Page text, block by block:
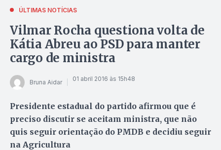
ÚLTIMAS NOTÍCIAS
Vilmar Rocha questiona volta de
Kátia Abreu ao PSD para manter
cargo de ministra
Bruna Aidar 01 abril 2016 às 15h48
Presidente estadual do partido afirmou que é
preciso discutir se aceitam ministra, que não
quis seguir orientação do PMDB e decidiu seguir
na Agricultura